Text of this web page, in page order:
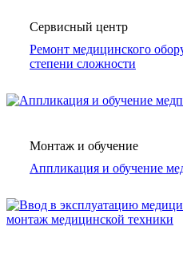
Сервисный центр
Ремонт медицинского
степени сложности
Монтаж и обучение
Аппликация и обучение